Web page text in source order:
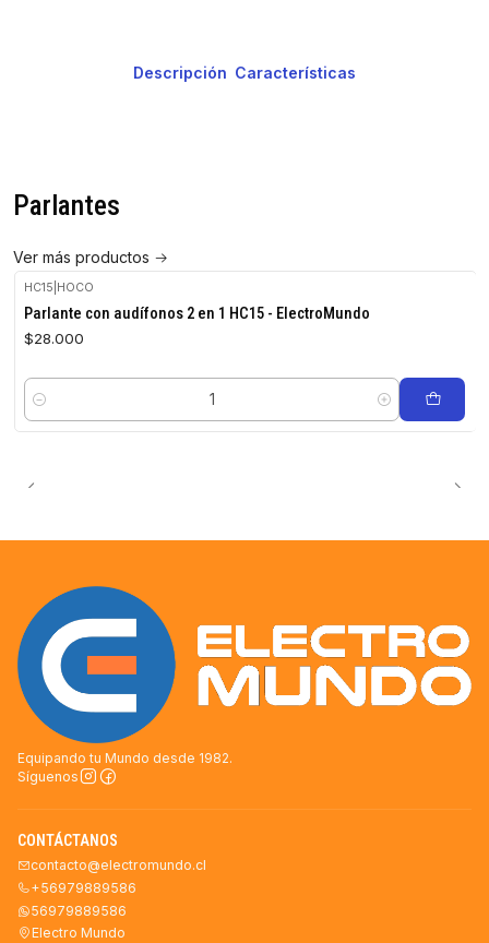
Descripción Características
Parlantes
Ver más productos
HC15 HOCO
Parlante con audífonos 2 en 1 HC15 - ElectroMundo
$28.000
Cantidad
Equipando tu Mundo desde 1982.
Síguenos
CONTÁCTANOS
contacto@electromundo.cl
+56979889586
56979889586
Electro Mundo